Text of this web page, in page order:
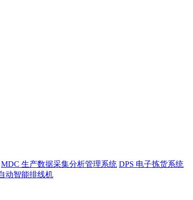
MDC 生产数据采集分析管理系统 DPS 电子拣货系统
动智能排线机